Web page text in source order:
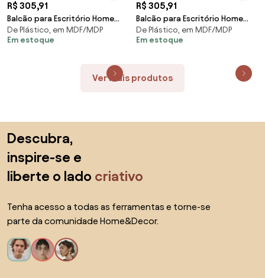
R$ 305,91
Balcão para Escritório Home
Office ME4103 MDP Preto G69 -
Gran Belo
De Plástico, em MDF/MDP
Em estoque
R$ 305,91
Balcão para Escritório Home
Office ME4103 MDP Nogal G69 -
Gran Belo
De Plástico, em MDF/MDP
Em estoque
Ver mais produtos
Descubra,
inspire-se e
liberte o lado criativo
Tenha acesso a todas as ferramentas e torne-se
parte da comunidade Home&Decor.